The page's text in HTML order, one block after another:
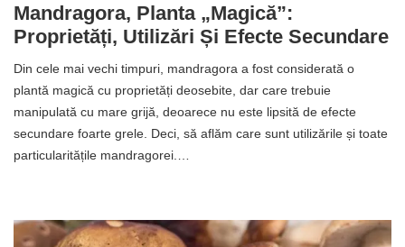
Mandragora, Planta „magică”:
Proprietăți, Utilizări Și Efecte Secundare
Din cele mai vechi timpuri, mandragora a fost considerată o
plantă magică cu proprietăți deosebite, dar care trebuie
manipulată cu mare grijă, deoarece nu este lipsită de efecte
secundare foarte grele. Deci, să aflăm care sunt utilizările și toate
particularitățile mandragorei.…